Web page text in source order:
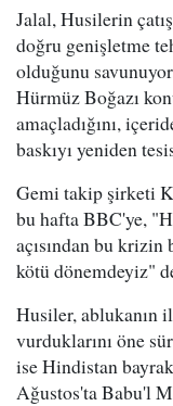
Jalal, Husilerin
doğru genişletme
olduğunu
Hürmüz Boğazı
amaçladığını,
baskıyı yeniden
Gemi takip şirketi
bu hafta BBC'ye,
açısından bu krizin
kötü dönemdeyiz"
Husiler, ablukanın
vurduklarını öne
ise Hindistan
Ağustos'ta Babu'l